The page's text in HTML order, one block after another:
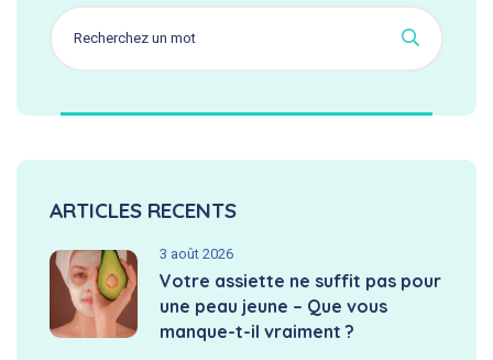
ARTICLES RECENTS
3 août 2026
Votre assiette ne suffit pas pour
une peau jeune – Que vous
manque-t-il vraiment ?